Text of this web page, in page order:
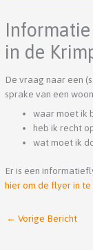
in de
De vraag naar een
sprake van een
waar moet ik
heb ik recht
wat moet ik
Er is een
hier om de flyer in te
← Vorige Bericht